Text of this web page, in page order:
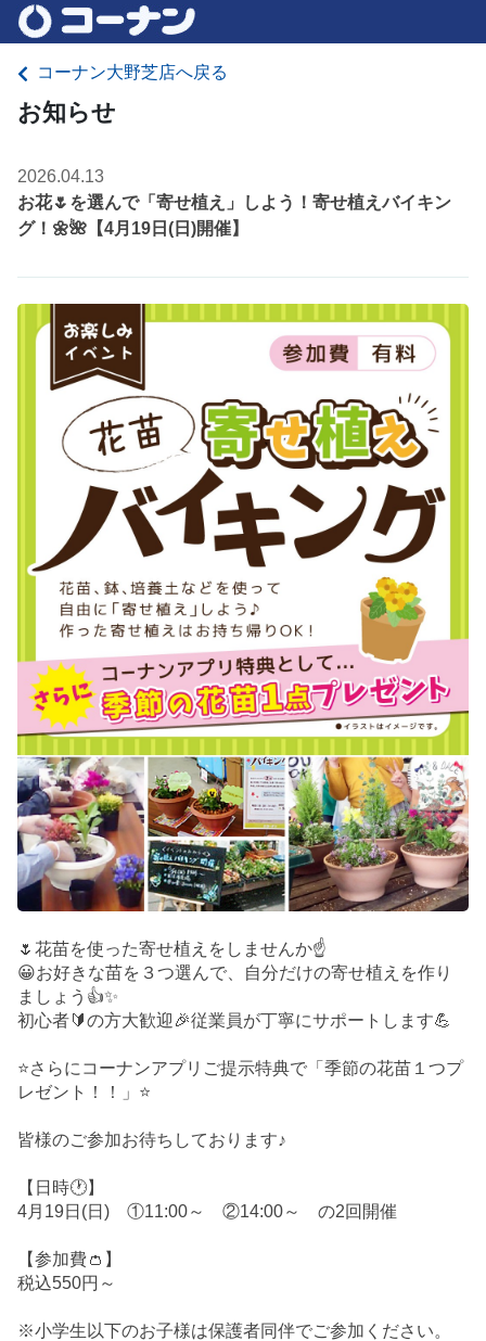
コーナン大野芝店へ戻る
お知らせ
2026.04.13
お花🌷を選んで「寄せ植え」しよう！寄せ植えバイキン
グ！🌼🌺【4月19日(日)開催】
🌷花苗を使った寄せ植えをしませんか☝️
😀お好きな苗を３つ選んで、自分だけの寄せ植えを作り
ましょう👍✨
初心者🔰の方大歓迎🎉従業員が丁寧にサポートします💪
⭐さらにコーナンアプリご提示特典で「季節の花苗１つプ
レゼント！！」⭐
皆様のご参加お待ちしております♪
【日時🕐】
4月19日(日) ①11:00～ ②14:00～ の2回開催
【参加費👛】
税込550円～
※小学生以下のお子様は保護者同伴でご参加ください。